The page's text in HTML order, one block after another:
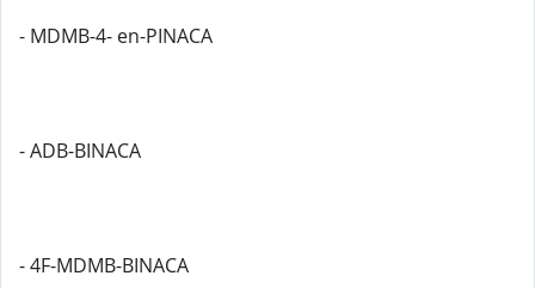
- MDMB-4- en-PINACA
- ADB-BINACA
- 4F-MDMB-BINACA